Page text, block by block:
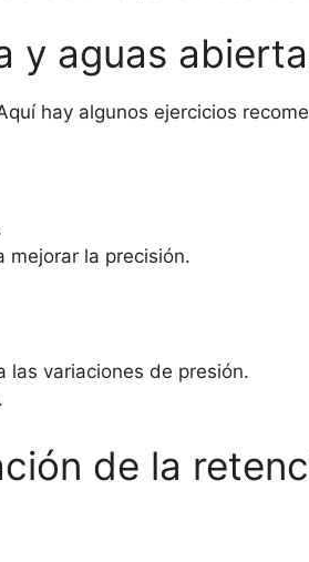
y aguas
hay algunos ejercicios
mejorar la precisión.
las variaciones de presión.
de la